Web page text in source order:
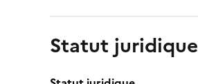
Statut juridique